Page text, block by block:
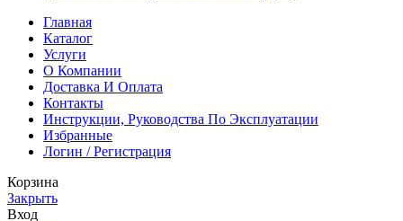
Главная
Каталог
Услуги
О Компании
Доставка И Оплата
Контакты
Инструкции, Руководства По Эксплуатации
Избранные
Логин / Регистрация
Корзина
Закрыть
Вход